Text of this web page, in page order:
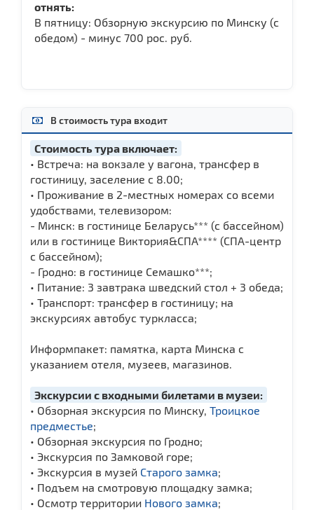
отнять:
В пятницу: Обзорную экскурсию по Минску (с
обедом) - минус 700 рос. руб.
В стоимость тура входит
Стоимость тура включает:
• Встреча: на вокзале у вагона, трансфер в
гостиницу, заселение с 8.00;
• Проживание в 2-местных номерах со всеми
удобствами, телевизором:
- Минск: в гостинице Беларусь*** (с бассейном)
или в гостинице Виктория&СПА**** (СПА-центр
с бассейном);
- Гродно: в гостинице Семашко***;
• Питание: 3 завтрака шведский стол + 3 обеда;
• Транспорт: трансфер в гостиницу; на
экскурсиях автобус туркласса;
Информпакет: памятка, карта Минска с
указанием отеля, музеев, магазинов.
Экскурсии с входными билетами в музеи:
• Обзорная экскурсия по Минску, Троицкое
предместье;
• Обзорная экскурсия по Гродно;
• Экскурсия по Замковой горе;
• Экскурсия в музей Старого замка;
• Подъем на смотровую площадку замка;
• Осмотр территории Нового замка;